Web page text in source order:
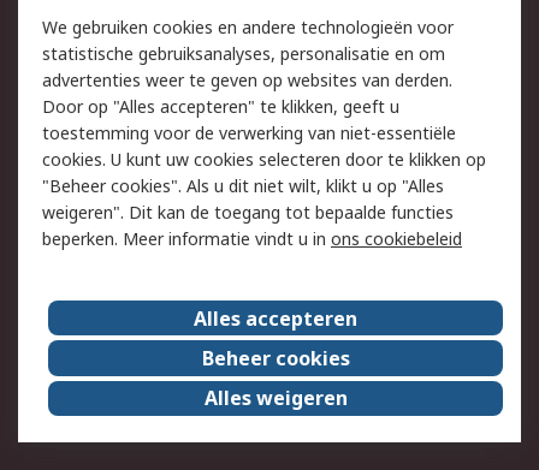
Track & Trace
Wettelijk
Cookiebeleid
Email veiligheid
Privacybeleid
Websitevoorwaarden
Algemene
verkoopvoorwaarden
Over RS
RS Group
Over ons
RS wereldwijd
Werken bij RS
ESG
We gebruiken cookies en andere technologieën voor
statistische gebruiksanalyses, personalisatie en om
advertenties weer te geven op websites van derden.
Door op "Alles accepteren" te klikken, geeft u
toestemming voor de verwerking van niet-essentiële
cookies. U kunt uw cookies selecteren door te klikken op
"Beheer cookies". Als u dit niet wilt, klikt u op "Alles
weigeren". Dit kan de toegang tot bepaalde functies
beperken. Meer informatie vindt u in ons cookiebeleid
Alles accepteren
Beheer cookies
Alles weigeren